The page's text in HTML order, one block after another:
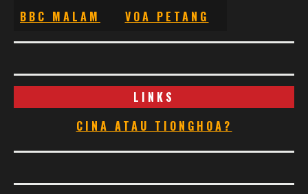
BBC MALAM
VOA PETANG
LINKS
CINA ATAU TIONGHOA?